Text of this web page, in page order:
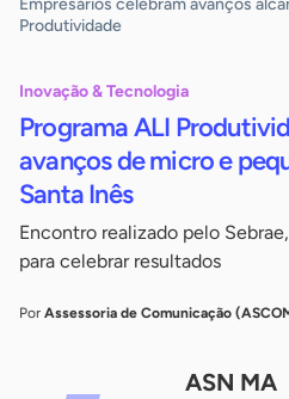
Empresários celebram avanços
Produtividade
Inovação & Tecnologia
Programa ALI
avanços de micro e
Santa Inês
Encontro realizado pelo
para celebrar resultados
Por Assessoria de Comunicação
ASN MA